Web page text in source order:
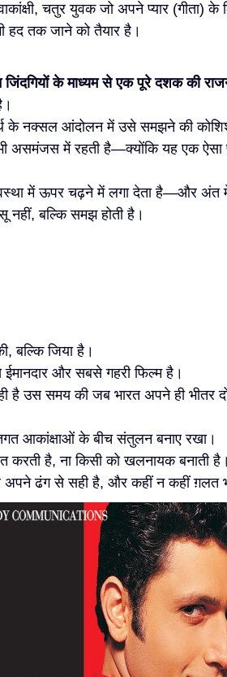
चतुर युवक जो अपने प्यार (गीता) के
हद तक जाने को तैयार है।
जिंदगियों के माध्यम से एक पूरे दशक की
के नक्सल आंदोलन में उसे समझने की
असमंजस में रहती है—क्योंकि यह एक ऐसा
में ऊपर चढ़ने में लगा देता है—और अंत
बल्कि समझ होती है।
बल्कि जिया है।
और सबसे गहरी फिल्म है।
है उस समय की जब भारत अपने ही भीतर
आकांक्षाओं के बीच संतुलन बनाए रखा।
करती है, ना किसी को खलनायक बनाती है।
अपने ढंग से सही है, और कहीं न कहीं ग़लत